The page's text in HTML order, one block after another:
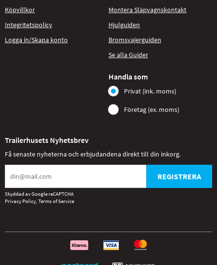
Köpvillkor
Integritetspolicy
Logga in/Skapa konto
Montera Släpvagnskontakt
Hjulguiden
Bromsvajerguiden
Se alla Guider
Handla som
Privat (ink. moms)
Företag (ex. moms)
Trailerhusets Nyhetsbrev
Få senaste nyheterna och erbjudandena direkt till din inkorg.
REGISTRERA
Skyddad av Google reCAPTCHA
Privacy Policy, Terms of Service